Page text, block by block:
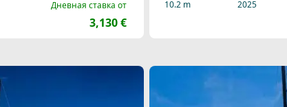
Дневная ставка от
3,130 €
10.2 m
2025